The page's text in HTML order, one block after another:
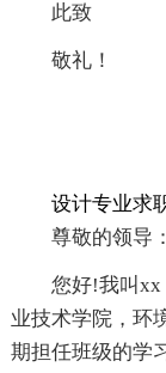
此致
敬礼！
设计专业求
尊敬的领导：
您好!我叫
业技术学院，环
期担任班级的学